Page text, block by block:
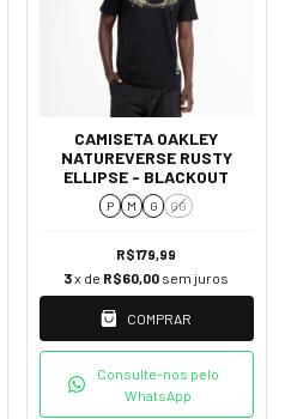
CAMISETA OAKLEY
NATUREVERSE RUSTY
ELLIPSE - BLACKOUT
P M G GG
R$179,99
3x de R$60,00 sem juros
COMPRAR
Consulte-nos pelo
WhatsApp